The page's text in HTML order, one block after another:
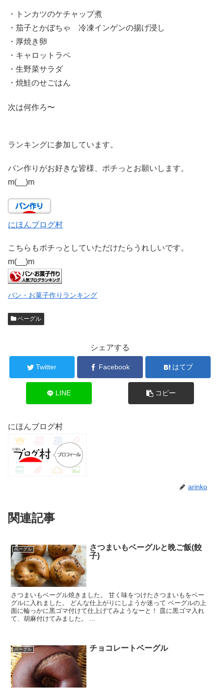
・トンカツのケチャップ煮
・茄子とかぼちゃ 冷凍インゲンの揚げ浸し
・厚焼き卵
・キャロットラペ
・生野菜サラダ
・焼鮭のせごはん
次は何作ろ〜
ランキングに参加しています。
パン作りがお好きな皆様、ポチっとお願いします。
m(__)m
にほんブログ村
こちらもポチっとしていただけたらうれしいです。
m(__)m
パン・お菓子作りランキング
ベーグル
シェアする
Twitter Facebook はてブ
LINE コピー
にほんブログ村
arinko
関連記事
ベーグル
さつまいもベーグルと晩ご飯(餃
子)
さつまいもベーグル焼きました。 甘く味をつけたさつまいもをベー
グルに入れました。 どんな仕上がりにしようか迷って ベーグルの上
面に輪っかに黒ゴマ付けて仕上げてみようなーと！ 皿に黒ゴマ入れ
て、胡麻付けてみました。 ...
ベーグル チョコレートベーグル